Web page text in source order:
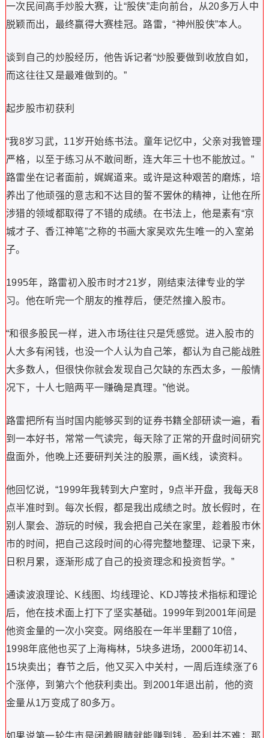
一次民间高手炒股大赛，让“股侠”走向前台，从20多万人中
脱颖而出，最终赢得大赛桂冠。路雷，“神州股侠”本人。
谈到自己的炒股经历，他告诉记者“炒股要做到收放自如，
而这往往又是最难做到的。”
起步股市初获利
“我8岁习武，11岁开始练书法。童年记忆中，父亲对我管理
严格，以至于练习从不敢间断，连大年三十也不能放过。”
路雷坐在记者面前，娓娓道来。或许是这种艰苦的磨炼，培
养出了他顽强的意志和不达目的誓不罢休的精神，让他在所
涉猎的领域都取得了不错的成绩。在书法上，他是素有“京
城才子、香江神笔”之称的书画大家吴欢先生唯一的入室弟
子。
1995年，路雷初入股市时才21岁，刚结束法律专业的学
习。他在听完一个朋友的推荐后，便茫然撞入股市。
“和很多股民一样，进入市场往往只是凭感觉。进入股市的
人大多有闲钱，也没一个人认为自己笨，都认为自己能战胜
大多数人，但很快你就会发现自己欠缺的东西太多，一般情
况下，十人七赔两平一赚确是真理。”他说。
路雷把所有当时国内能够买到的证券书籍全部研读一遍，看
到一本好书，常常一气读完，每天除了正常的开盘时间研究
盘面外，他晚上还要研判关注的股票，画K线，读资料。
他回忆说，“1999年我转到大户室时，9点半开盘，我每天8
点半准时到。每次长假，都是我出成绩之时。放长假时，在
别人聚会、游玩的时候，我会把自己关在家里，趁着股市休
市的时间，把自己这段时间的心得完整地整理、记录下来，
日积月累，逐渐形成了自己的投资理念和投资哲学。”
通读波浪理论、K线图、均线理论、KDJ等技术指标和理论
后，他在技术面上打下了坚实基础。1999年到2001年间是
他资金量的一次小突变。网络股在一年半里翻了10倍，
1998年底他也买了上海梅林，5块多进场，2000年初14、
15块卖出；春节之后，他又买入中关村，一周后连续涨了6
个涨停，到第六个他获利卖出。到2001年退出前，他的资
金量从1万变成了80多万。
如果说第一轮牛市是闭着眼睛就能赚到钱，盈利并不难；那